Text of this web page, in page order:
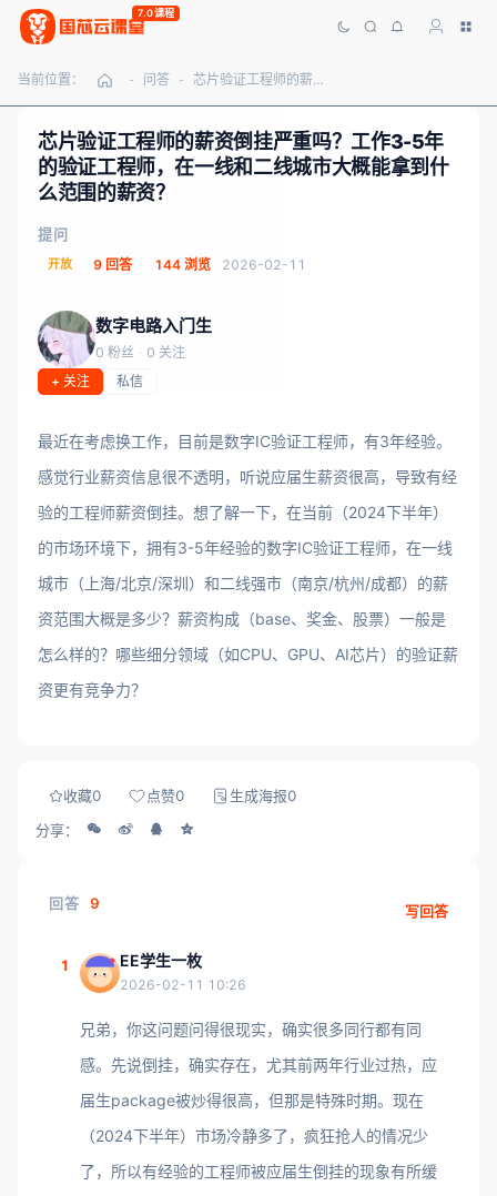
7.0课程
当前位置： - 问答 - 芯片验证工程师的薪资倒挂严重吗？工作3-5年的验证工程师，在一线和二线城市大概能拿到什么范围的薪资？
芯片验证工程师的薪资倒挂严重吗？工作3-5年
的验证工程师，在一线和二线城市大概能拿到什
么范围的薪资？
提问
开放 9 回答 144 浏览 2026-02-11
数字电路入门生
0 粉丝 · 0 关注
+ 关注
私信
最近在考虑换工作，目前是数字IC验证工程师，有3年经验。
感觉行业薪资信息很不透明，听说应届生薪资很高，导致有经
验的工程师薪资倒挂。想了解一下，在当前（2024下半年）
的市场环境下，拥有3-5年经验的数字IC验证工程师，在一线
城市（上海/北京/深圳）和二线强市（南京/杭州/成都）的薪
资范围大概是多少？薪资构成（base、奖金、股票）一般是
怎么样的？哪些细分领域（如CPU、GPU、AI芯片）的验证薪
资更有竞争力？
收藏0 点赞0 生成海报0
分享：
回答 9 写回答
1 EE学生一枚
2026-02-11 10:26
兄弟，你这问题问得很现实，确实很多同行都有同
感。先说倒挂，确实存在，尤其前两年行业过热，应
届生package被炒得很高，但那是特殊时期。现在
（2024下半年）市场冷静多了，疯狂抢人的情况少
了，所以有经验的工程师被应届生倒挂的现象有所缓